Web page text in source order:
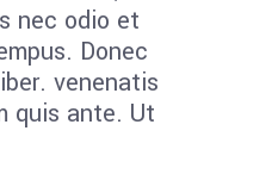
nec odio et
Donec
venenatis
quis ante. Ut